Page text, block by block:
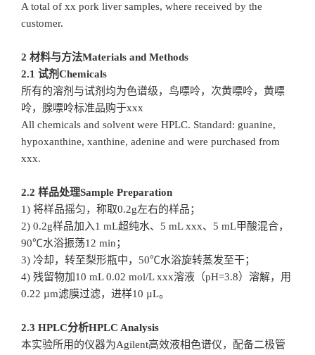
A total of xx pork liver samples, where received by the
customer.
2 材料与方法Materials and Methods
2.1 试剂Chemicals
所有的溶剂与试剂均为色谱级，鸟嘌呤，次黄嘌呤，黄嘌
呤，腺嘌呤标准品购于xxx
All chemicals and solvent were HPLC. Standard: guanine,
hypoxanthine, xanthine, adenine and were purchased from
xxx.
2.2 样品处理Sample Preparation
1) 将样品摇匀，称取0.2g左右的样品；
2) 0.2g样品加入1 mL超纯水、5 mL xxx、5 mL甲酸混合，
90℃水浴振荡12 min；
3) 冷却，转至梨形瓶中，50℃水浴旋转蒸发至干；
4) 残留物加10 mL 0.02 mol/L xxx溶液（pH=3.8）溶解，用
0.22 µm滤膜过滤，进样10 µL。
2.3 HPLC分析HPLC Analysis
本实验所用的仪器为Agilent高效液相色谱仪，配备二极管